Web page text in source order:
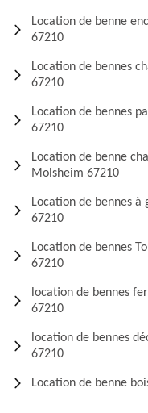
Location de benne
67210
Location de bennes
67210
Location de bennes
67210
Location de benne
Molsheim 67210
Location de bennes
67210
Location de bennes
67210
location de bennes
67210
location de bennes
67210
Location de benne